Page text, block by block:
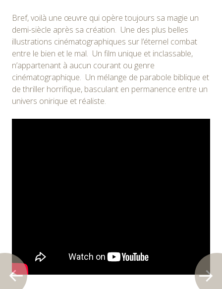
Bref, voilà une œuvre qui opère toujours sa magie un
demi-siècle après sa création. Une des plus belles
illustrations cinématographiques sur l’éternel combat
entre le bien et le mal. Un film unique et inclassable,
n’appartenant à aucun courant ou genre
cinématographique. Un mélange de parabole biblique et
de thriller horrifique, basculant en permanence entre un
univers onirique et réaliste.